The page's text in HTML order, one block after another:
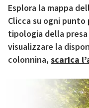
Esplora la mappa
Clicca su ogni
tipologia della presa
visualizzare la
colonnina, scarica